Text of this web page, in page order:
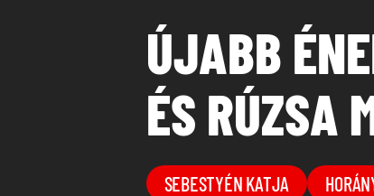
ÚJABB
ÉS RÚZSA
SEBESTYÉN KATJA